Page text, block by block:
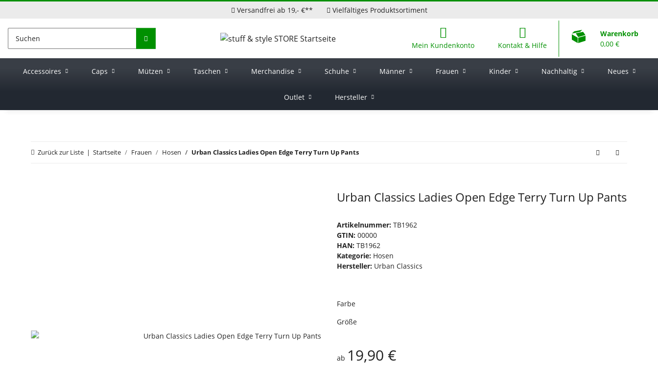
Versandfrei ab 19,- €** Vielfältiges Produktsortiment
Mein Kundenkonto Kontakt & Hilfe
Warenkorb
0,00 €
Accessoires Caps Mützen Taschen Merchandise Schuhe Männer Frauen Kinder Nachhaltig Neues
Outlet Hersteller
Zurück zur Liste Startseite Frauen Hosen Urban Classics Ladies Open Edge Terry Turn Up Pants
Urban Classics Ladies Open Edge Terry Turn Up Pants
Artikelnummer: TB1962
GTIN: 00000
HAN: TB1962
Kategorie: Hosen
Hersteller: Urban Classics
Farbe
Größe
ab 19,90 €